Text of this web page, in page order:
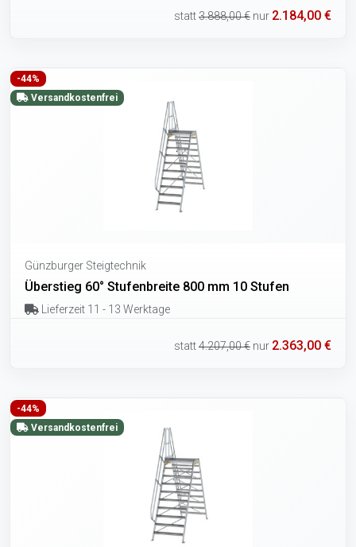
statt3.888,00 € nur 2.184,00 €
-44%
Versandkostenfrei
Günzburger Steigtechnik
Überstieg 60° Stufenbreite 800 mm 10 Stufen
Lieferzeit 11 - 13 Werktage
statt4.207,00 € nur 2.363,00 €
-44%
Versandkostenfrei